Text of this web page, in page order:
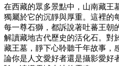
在西藏的眾多景點中，山南藏王
獨屬於它的沉靜與厚重。這裡的
每一尊石獅，都訴說著吐蕃王朝
解讀藏地古代歷史的活化石。對
藏王墓，靜下心聆聽千年故事，
論你是人文愛好者還是攝影愛好